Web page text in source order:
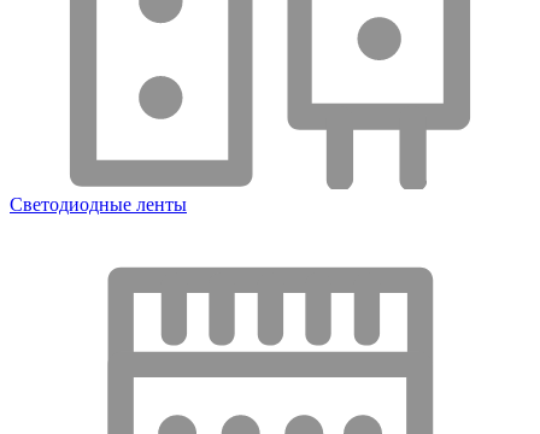
Светодиодные ленты